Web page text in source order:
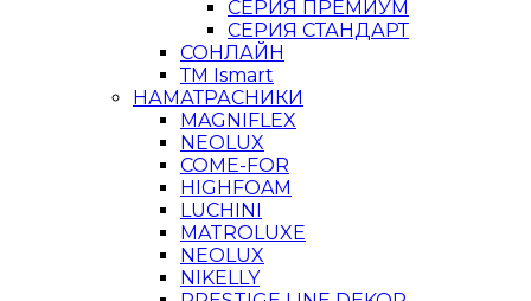
СЕРИЯ ПРЕМИУМ
СЕРИЯ СТАНДАРТ
СОНЛАЙН
ТМ Ismart
НАМАТРАСНИКИ
MAGNIFLEX
NEOLUX
COME-FOR
HIGHFOAM
LUCHINI
MATROLUXE
NEOLUX
NIKELLY